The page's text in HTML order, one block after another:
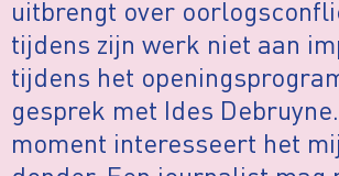
uitbrengt over
tijdens zijn werk niet aan
tijdens het
gesprek met Ides
moment interesseert het